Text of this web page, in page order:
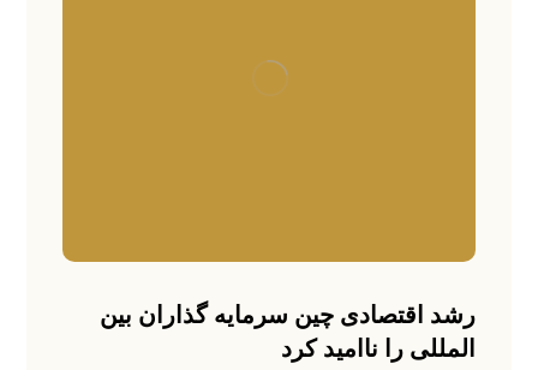
رشد اقتصادی چین سرمایه گذاران بین
المللی را ناامید کرد